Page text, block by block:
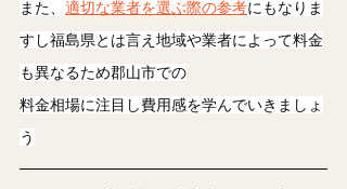
また、 適切な業者を選ぶ際の参考にもなりま
すし福島県とは言え地域や業者によって料金
も異なるため郡山市での
料金相場に注目し費用感を学んでいきましょ
う